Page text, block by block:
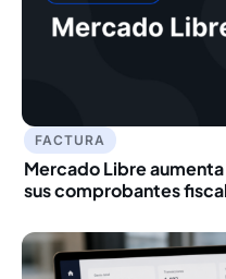
FACTURA
Mercado Libre
sus comprobantes